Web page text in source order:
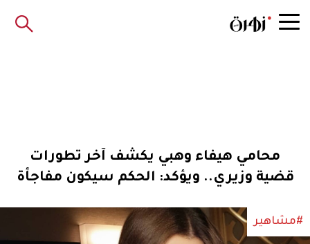
محامي هيفاء وهبي يكشف آخر تطورات
قضية وزيري.. ويؤكد: الحكم سيكون مفاجأة
#مشاهير